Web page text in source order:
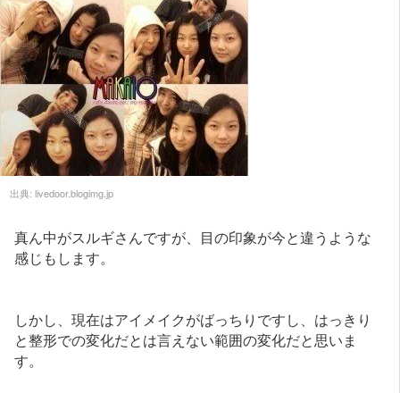
出典: livedoor.blogimg.jp
真ん中がスルギさんですが、目の印象が今と違うような
感じもします。
しかし、現在はアイメイクがばっちりですし、はっきり
と整形での変化だとは言えない範囲の変化だと思いま
す。